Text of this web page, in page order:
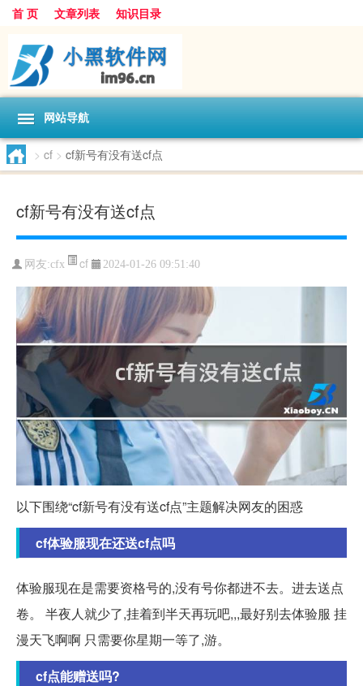
首 页 文章列表 知识目录
网站导航
> cf > cf新号有没有送cf点
cf新号有没有送cf点
网友:cfx cf 2024-01-26 09:51:40
以下围绕“cf新号有没有送cf点”主题解决网友的困惑
cf体验服现在还送cf点吗
体验服现在是需要资格号的,没有号你都进不去。进去送点
卷。 半夜人就少了,挂着到半天再玩吧,,,最好别去体验服 挂
漫天飞啊啊 只需要你星期一等了,游。
cf点能赠送吗?